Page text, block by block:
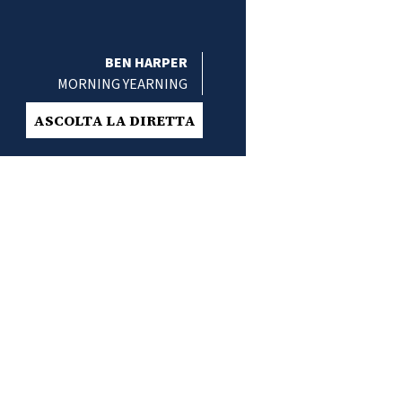
BEN HARPER
MORNING YEARNING
ASCOLTA LA DIRETTA